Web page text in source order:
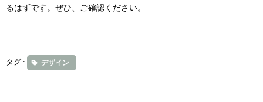
るはずです。ぜひ、ご確認ください。
タグ : デザイン